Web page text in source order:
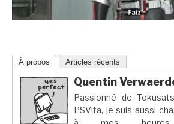
À propos Articles récents
Quentin
Passionné de
PSVita, je suis aussi